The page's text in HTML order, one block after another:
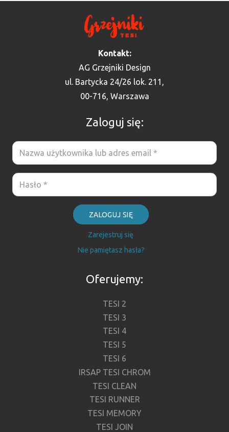
Kontakt:
AG Grzejniki Design
ul. Bartycka 24/26 lok. 211,
00-716, Warszawa
Zaloguj się:
ZALOGUJ SIĘ
Zarejestruj się
Nie pamiętasz hasła?
Oferujemy:
TESI 2
TESI 3
TESI 4
TESI 5
TESI 6
IRSAP TESI CHROM
TESI CLEAN
TESI RUNNER
TESI MEMORY
TESI JOIN